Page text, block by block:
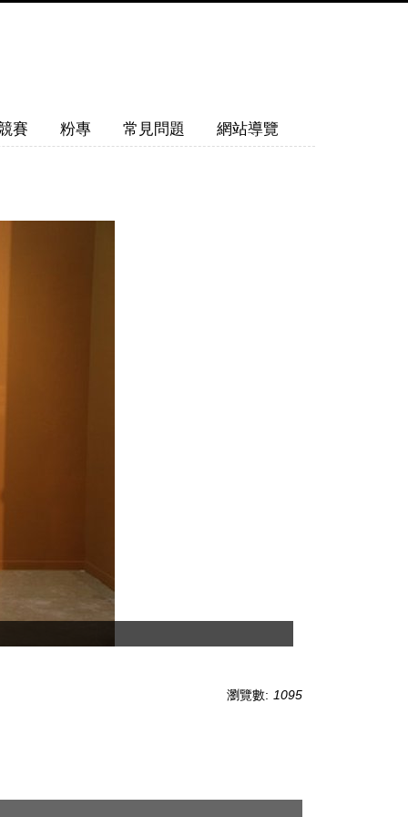
賽 粉專 常見問題 網站導覽
瀏覽數: 1095